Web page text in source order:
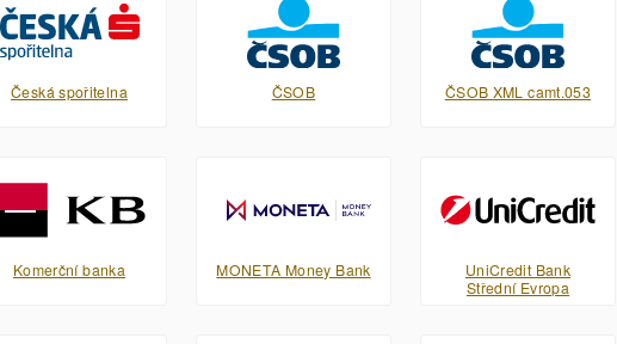
Česká spořitelna ČSOB ČSOB XML camt.053
Komerční banka MONETA Money Bank
UniCredit Bank
Střední Evropa